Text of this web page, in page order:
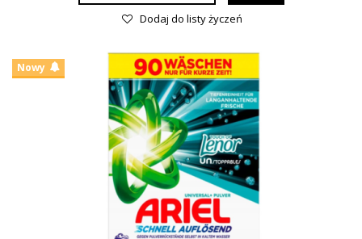
Dodaj do listy życzeń
Nowy